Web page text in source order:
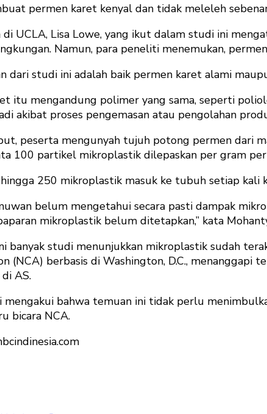
permen karet kenyal dan tidak meleleh
di UCLA, Lisa Lowe, yang ikut dalam studi ini
Namun, para peneliti menemukan,
dari studi ini adalah baik permen karet alami
itu mengandung polimer yang sama, seperti
akibat proses pengemasan atau pengolahan
peserta mengunyah tujuh potong permen dari
100 partikel mikroplastik dilepaskan per gram
250 mikroplastik masuk ke tubuh setiap kali
belum mengetahui secara pasti dampak
mikroplastik belum ditetapkan,” kata
banyak studi menunjukkan mikroplastik sudah
(NCA) berbasis di Washington, D.C.,
AS.
mengakui bahwa temuan ini tidak perlu
bicara NCA.